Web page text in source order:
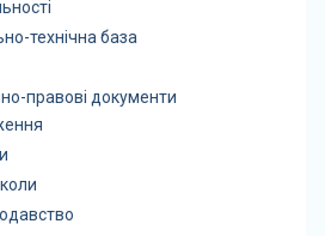
технічна база
правові документи